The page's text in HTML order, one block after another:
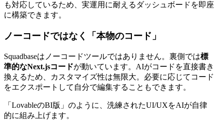
も対応しているため、実運用に耐えるダッシュボードを即座
に構築できます。
ノーコードではなく「本物のコード」
Squadbaseはノーコードツールではありません。裏側では標
準的なNext.jsコードが動いています。AIがコードを直接書き
換えるため、カスタマイズ性は無限大。必要に応じてコード
をエクスポートして自分で編集することもできます。
「LovableのBI版」のように、洗練されたUI/UXをAIが自律
的に組み上げます。